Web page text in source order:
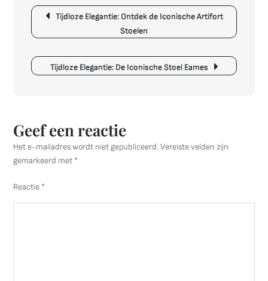
Berichtnavigatie
Tijdloze Elegantie: Ontdek de Iconische Artifort
Stoelen
Tijdloze Elegantie: De Iconische Stoel Eames
Geef een reactie
Het e-mailadres wordt niet gepubliceerd. Vereiste velden zijn
gemarkeerd met *
Reactie *